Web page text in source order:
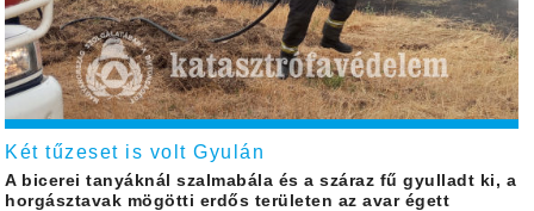
Két tűzeset is volt Gyulán
A bicerei tanyáknál szalmabála és a száraz fű gyulladt ki, a
horgásztavak mögötti erdős területen az avar égett